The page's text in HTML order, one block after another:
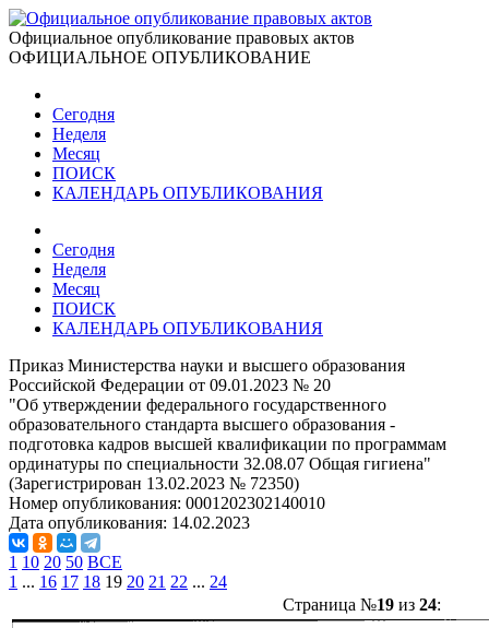
Официальное опубликование правовых актов
ОФИЦИАЛЬНОЕ ОПУБЛИКОВАНИЕ
Сегодня
Неделя
Месяц
ПОИСК
КАЛЕНДАРЬ ОПУБЛИКОВАНИЯ
Сегодня
Неделя
Месяц
ПОИСК
КАЛЕНДАРЬ ОПУБЛИКОВАНИЯ
Приказ Министерства науки и высшего образования
Российской Федерации от 09.01.2023 № 20
"Об утверждении федерального государственного
образовательного стандарта высшего образования -
подготовка кадров высшей квалификации по программам
ординатуры по специальности 32.08.07 Общая гигиена"
(Зарегистрирован 13.02.2023 № 72350)
Номер опубликования: 0001202302140010
Дата опубликования: 14.02.2023
1 10 20 50 ВСЕ
1 ... 16 17 18 19 20 21 22 ... 24
Страница №19из 24: